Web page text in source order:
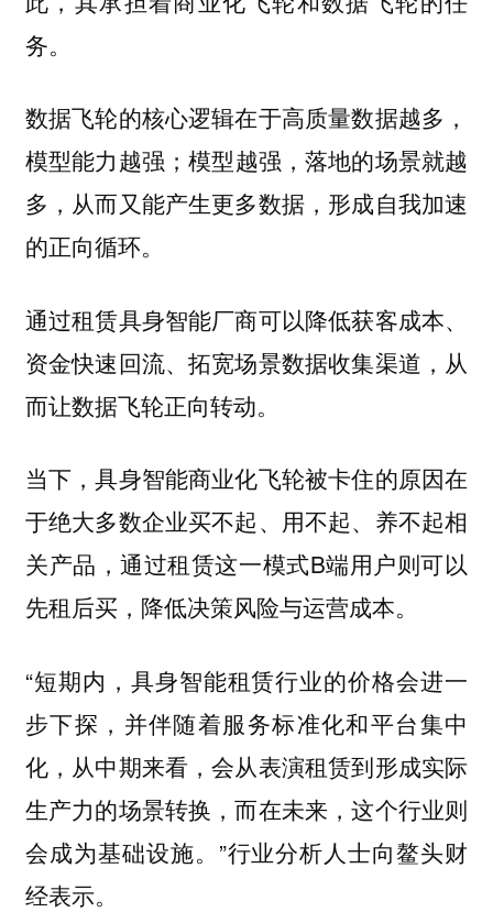
务。
数据飞轮的核心逻辑在于高质量数据越多，
模型能力越强；模型越强，落地的场景就越
多，从而又能产生更多数据，形成自我加速
的正向循环。
通过租赁具身智能厂商可以降低获客成本、
资金快速回流、拓宽场景数据收集渠道，从
而让数据飞轮正向转动。
当下，具身智能商业化飞轮被卡住的原因在
于绝大多数企业买不起、用不起、养不起相
关产品，通过租赁这一模式B端用户则可以
先租后买，降低决策风险与运营成本。
“短期内，具身智能租赁行业的价格会进一
步下探，并伴随着服务标准化和平台集中
化，从中期来看，会从表演租赁到形成实际
生产力的场景转换，而在未来，这个行业则
会成为基础设施。”行业分析人士向鳌头财
经表示。